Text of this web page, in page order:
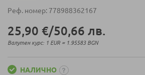
снимки
Реф. номер 778988362167
25,90 €/50,66 лв.
Валутен курс: 1 EUR = 1.95583 BGN
НАЛИЧНО